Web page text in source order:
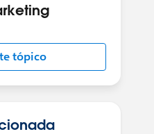
tópico